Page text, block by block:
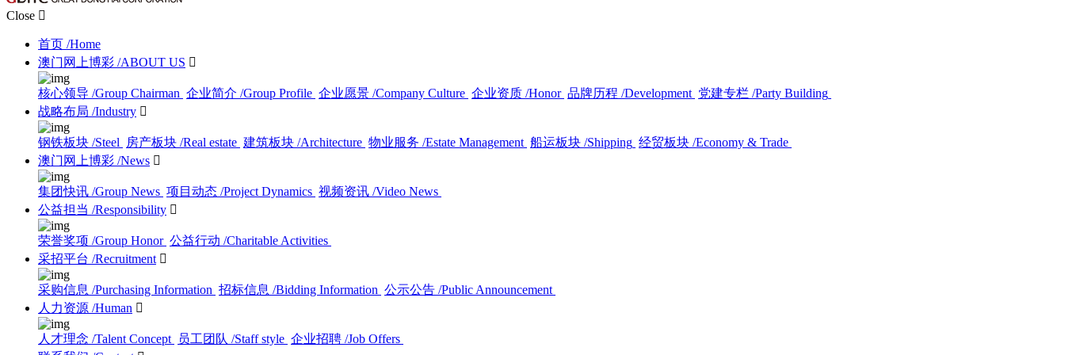
Close 
首页 /Home
澳门网上博彩 /ABOUT US 
核心领导 /Group Chairman 企业简介 /Group Profile 企业愿景 /Company Culture 企业资质 /Honor 品牌历程 /Development 党建专栏 /Party Building
战略布局 /Industry 
钢铁板块 /Steel 房产板块 /Real estate 建筑板块 /Architecture 物业服务 /Estate Management 船运板块 /Shipping 经贸板块 /Economy & Trade
澳门网上博彩 /News 
集团快讯 /Group News 项目动态 /Project Dynamics 视频资讯 /Video News
公益担当 /Responsibility 
荣誉奖项 /Group Honor 公益行动 /Charitable Activities
采招平台 /Recruitment 
采购信息 /Purchasing Information 招标信息 /Bidding Information 公示公告 /Public Announcement
人力资源 /Human 
人才理念 /Talent Concept 员工团队 /Staff style 企业招聘 /Job Offers